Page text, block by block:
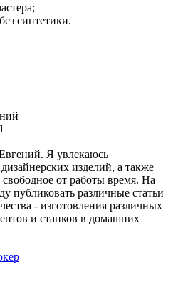
синтетики.
Я увлекаюсь
изделий, а также
от работы время. На
публиковать различные статьи
- изготовления различных
и станков в домашних